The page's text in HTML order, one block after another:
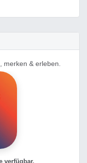
merken & erleben.
verfügbar.